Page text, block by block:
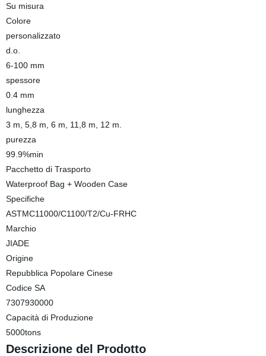
Su misura
Colore
personalizzato
d.o.
6-100 mm
spessore
0.4 mm
lunghezza
3 m, 5,8 m, 6 m, 11,8 m, 12 m.
purezza
99.9%min
Pacchetto di Trasporto
Waterproof Bag + Wooden Case
Specifiche
ASTMC11000/C1100/T2/Cu-FRHC
Marchio
JIADE
Origine
Repubblica Popolare Cinese
Codice SA
7307930000
Capacità di Produzione
5000tons
Descrizione del Prodotto